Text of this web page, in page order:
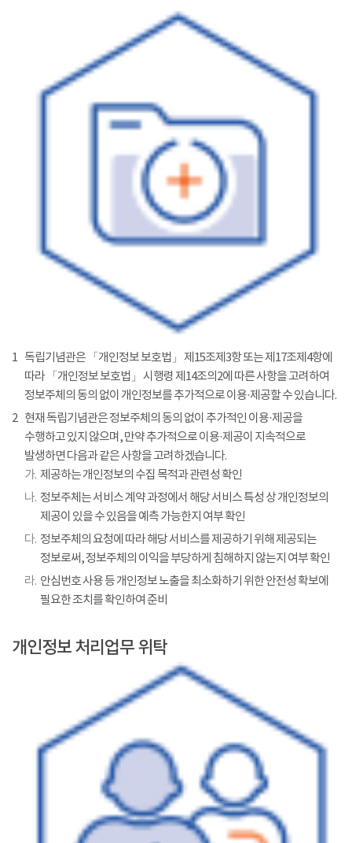
1 독립기념관은 「개인정보 보호법」 제15조제3항 또는 제17조제4항에
따라 「개인정보 보호법」 시행령 제14조의2에 따른 사항을 고려하여
정보주체의 동의 없이 개인정보를 추가적으로 이용·제공할 수 있습니다.
2 현재 독립기념관은 정보주체의 동의 없이 추가적인 이용·제공을
수행하고 있지 않으며, 만약 추가적으로 이용·제공이 지속적으로
발생하면 다음과 같은 사항을 고려하겠습니다.
가. 제공하는 개인정보의 수집 목적과 관련성 확인
나. 정보주체는 서비스 계약 과정에서 해당 서비스 특성 상 개인정보의
제공이 있을 수 있음을 예측 가능한지 여부 확인
다. 정보주체의 요청에 따라 해당 서비스를 제공하기 위해 제공되는
정보로써, 정보주체의 이익을 부당하게 침해하지 않는지 여부 확인
라. 안심번호 사용 등 개인정보 노출을 최소화하기 위한 안전성 확보에
필요한 조치를 확인하여 준비
개인정보 처리업무 위탁